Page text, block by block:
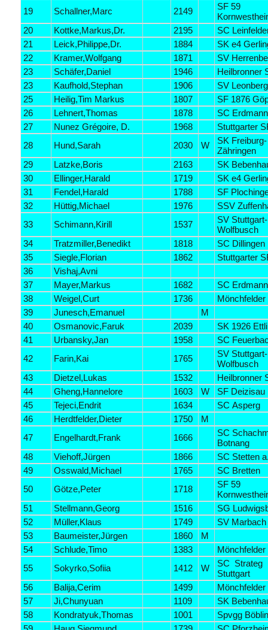
19
Schallner,Marc 2149
SF 59
20
Kottke,Markus,Dr. 2195
SC
21
Leick,Philippe,Dr. 1884
SK e4
22
Kramer,Wolfgang 1871
SV
23
Schäfer,Daniel 1946
Heilbronner
23
Kaufhold,Stephan 1906
SV Leonberg
25
Heilig,Tim Markus 1807
SF 1876
26
Lehnert,Thomas 1878
SC
27
Nunez Grégoire, D. 1968
Stuttgarter
28
Hund,Sarah 2030 W
SK Freiburg-
Zähringen
29
Latzke,Boris 2163
SK
30
Ellinger,Harald 1719
SK e4
31
Fendel,Harald 1788
SF
32
Hüttig,Michael 1976
SSV
33
Schimann,Kirill 1537
SV Stuttgart-
Wolfbusch
34
Tratzmiller,Benedikt 1818
SC Dillingen
35
Siegle,Florian 1862
Stuttgarter
36
Vishaj,Avni
37
Mayer,Markus 1682
SC
38
Weigel,Curt 1736
Mönchfelder
39
Junesch,Emanuel
M
40
Osmanovic,Faruk 2039
SK 1926
41
Urbansky,Jan 1958
SC
42
Farin,Kai 1765
SV Stuttgart-
Wolfbusch
43
Dietzel,Lukas 1532
Heilbronner
44
Gheng,Hannelore 1603 W
SF Deizisau
45
Tejeci,Endrit 1634
SC Asperg
46
Herdtfelder,Dieter 1750
M
47
Engelhardt,Frank 1666
SC
Botnang
48
Viehoff,Jürgen 1866
SC Stetten
49
Osswald,Michael 1765
SC Bretten
50
Götze,Peter 1718
SF 59
51
Stellmann,Georg 1516
SG
52
Müller,Klaus 1749
SV Marbach
53
Baumeister,Jürgen 1860
M
54
Schlude,Timo 1383
Mönchfelder
55
Sokyrko,Sofiia 1412 W
SC Strateg
Stuttgart
56
Balija,Cerim 1499
Mönchfelder
57
Ji,Chunyuan 1109
SK
58
Kondratyuk,Thomas 1001
Spvgg